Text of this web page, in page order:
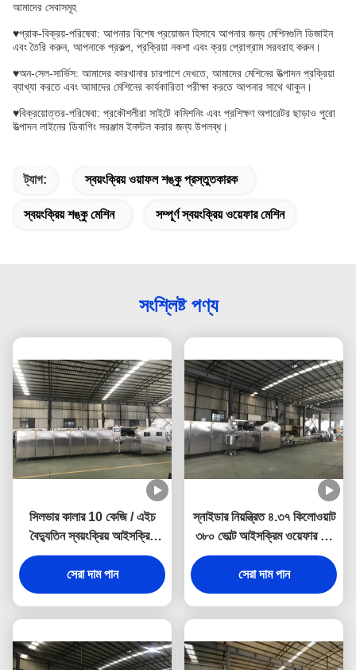
আমাদের সেবাসমূহ
♥প্রাক-বিক্রয়-পরিষেবা: আপনার বিশেষ প্রয়োজন হিসাবে আপনার জন্য মেশিনগুলি ডিজাইন
এবং তৈরি করুন, আপনাকে প্রকল্প, প্রক্রিয়া নকশা এবং ক্রয় প্রোগ্রাম সরবরাহ করুন।
♥অন-সেল-সার্ভিস: আমাদের কারখানার চারপাশে দেখতে, আমাদের মেশিনের উত্পাদন প্রক্রিয়া
ব্যাখ্যা করতে এবং আমাদের মেশিনের কার্যকারিতা পরীক্ষা করতে আপনার সাথে থাকুন।
♥বিক্রয়োত্তর-পরিষেবা: প্রকৌশলীরা সাইটে কমিশনিং এবং প্রশিক্ষণ অপারেটর ছাড়াও পুরো
উত্পাদন লাইনের ডিবাগিং সরঞ্জাম ইনস্টল করার জন্য উপলব্ধ।
ট্যাগ: স্বয়ংক্রিয় ওয়াফল শঙ্কু প্রস্তুতকারক
স্বয়ংক্রিয় শঙ্কু মেশিন সম্পূর্ণ স্বয়ংক্রিয় ওয়েফার মেশিন
সংশ্লিষ্ট পণ্য
সিলভার কালার 10 কেজি / এইচ
বৈদ্যুতিন স্বয়ংক্রিয় আইসক্রিম
শঙ্কু মেশিন
সেরা দাম পান
স্নাইডার নিয়ন্ত্রিত ৪.৩৭ কিলোওয়াট
৩৮০ ভোল্ট আইসক্রিম ওয়েফার কন
মেশিন
সেরা দাম পান